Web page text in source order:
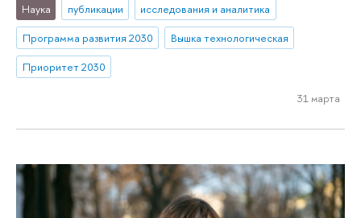
Наука публикации
исследования и аналитика
Программа развития 2030
Вышка технологическая
Приоритет 2030
31 марта